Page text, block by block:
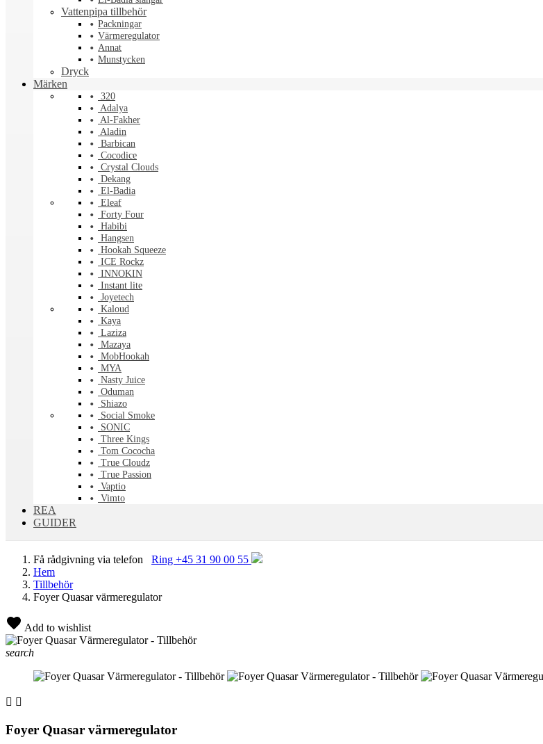
Vattenpipa tillbehör
Packningar
Värmeregulator
Annat
Munstycken
Dryck
Märken
320
Adalya
Al-Fakher
Aladin
Barbican
Cocodice
Crystal Clouds
Dekang
El-Badia
Eleaf
Forty Four
Habibi
Hangsen
Hookah Squeeze
ICE Rockz
INNOKIN
Instant lite
Joyetech
Kaloud
Kaya
Laziza
Mazaya
MobHookah
MYA
Nasty Juice
Oduman
Shiazo
Social Smoke
SONIC
Three Kings
Tom Cococha
True Cloudz
True Passion
Vaptio
Vimto
REA
GUIDER
Få rådgivning via telefon
Ring +45 31 90 00 55
Hem
Tillbehör
Foyer Quasar värmeregulator
Add to wishlist
search
 
Foyer Quasar värmeregulator